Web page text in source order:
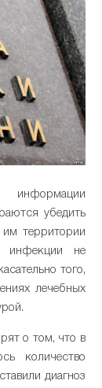
информации
убедить
территории
инфекции не
того,
лечебных
о том, что в
количество
диагноз